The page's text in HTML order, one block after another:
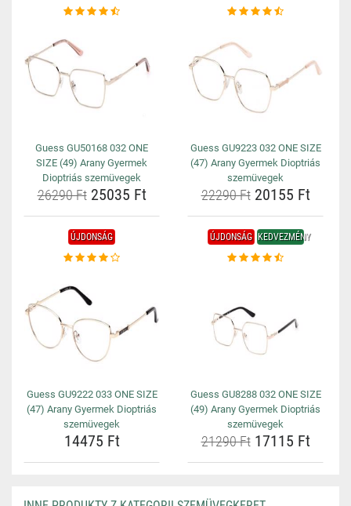
Guess GU50168 032 ONE
SIZE (49) Arany Gyermek
Dioptriás szemüvegek
26290 Ft25035 Ft
Guess GU9223 032 ONE SIZE
(47) Arany Gyermek Dioptriás
szemüvegek
22290 Ft20155 Ft
ÚJDONSÁG
Guess GU9222 033 ONE SIZE
(47) Arany Gyermek Dioptriás
szemüvegek
14475 Ft
ÚJDONSÁG KEDVEZMÉNY
Guess GU8288 032 ONE SIZE
(49) Arany Gyermek Dioptriás
szemüvegek
21290 Ft17115 Ft